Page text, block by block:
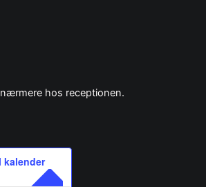
hos receptionen.